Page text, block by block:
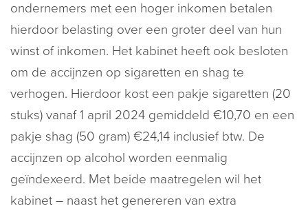
ondernemers met een hoger inkomen betalen
hierdoor belasting over een groter deel van hun
winst of inkomen. Het kabinet heeft ook besloten
om de accijnzen op sigaretten en shag te
verhogen. Hierdoor kost een pakje sigaretten (20
stuks) vanaf 1 april 2024 gemiddeld €10,70 en een
pakje shag (50 gram) €24,14 inclusief btw. De
accijnzen op alcohol worden eenmalig
geïndexeerd. Met beide maatregelen wil het
kabinet – naast het genereren van extra